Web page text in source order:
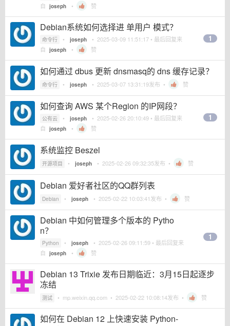
自 joseph • 赞
Debian系统如何选择进 单用户 模式？
命令行 • joseph • 2025-03-09 11:51:17 • 最后回复来
自 joseph • 赞
1
如何通过 dbus 更新 dnsmasq的 dns 缓存记录？
命令行 • joseph • 2025-03-07 13:31:19发布 • 赞
如何查询 AWS 某个Region 的IP网段？
公有云 • joseph • 2025-02-26 20:10:49 • 最后回复来
自 joseph • 赞
1
系统监控 Beszel
开源项目 • joseph • 2025-02-26 09:32:35发布 • 赞
Debian 爱好者社区的QQ群列表
Debian • joseph • 2025-02-22 10:03:41发布 • 赞
Debian 中如何管理多个版本的 Pytho
n？
Python • joseph • 2025-02-26 09:11:59 • 最后回复来
自 joseph • 赞
1
Debian 13 Trixie 发布日期临近：3月15日起逐步
冻结
测试 • mp.weixin.qq.com • 2025-02-22 10:08:14发布 • 赞
如何在 Debian 12 上快速安装 Python-